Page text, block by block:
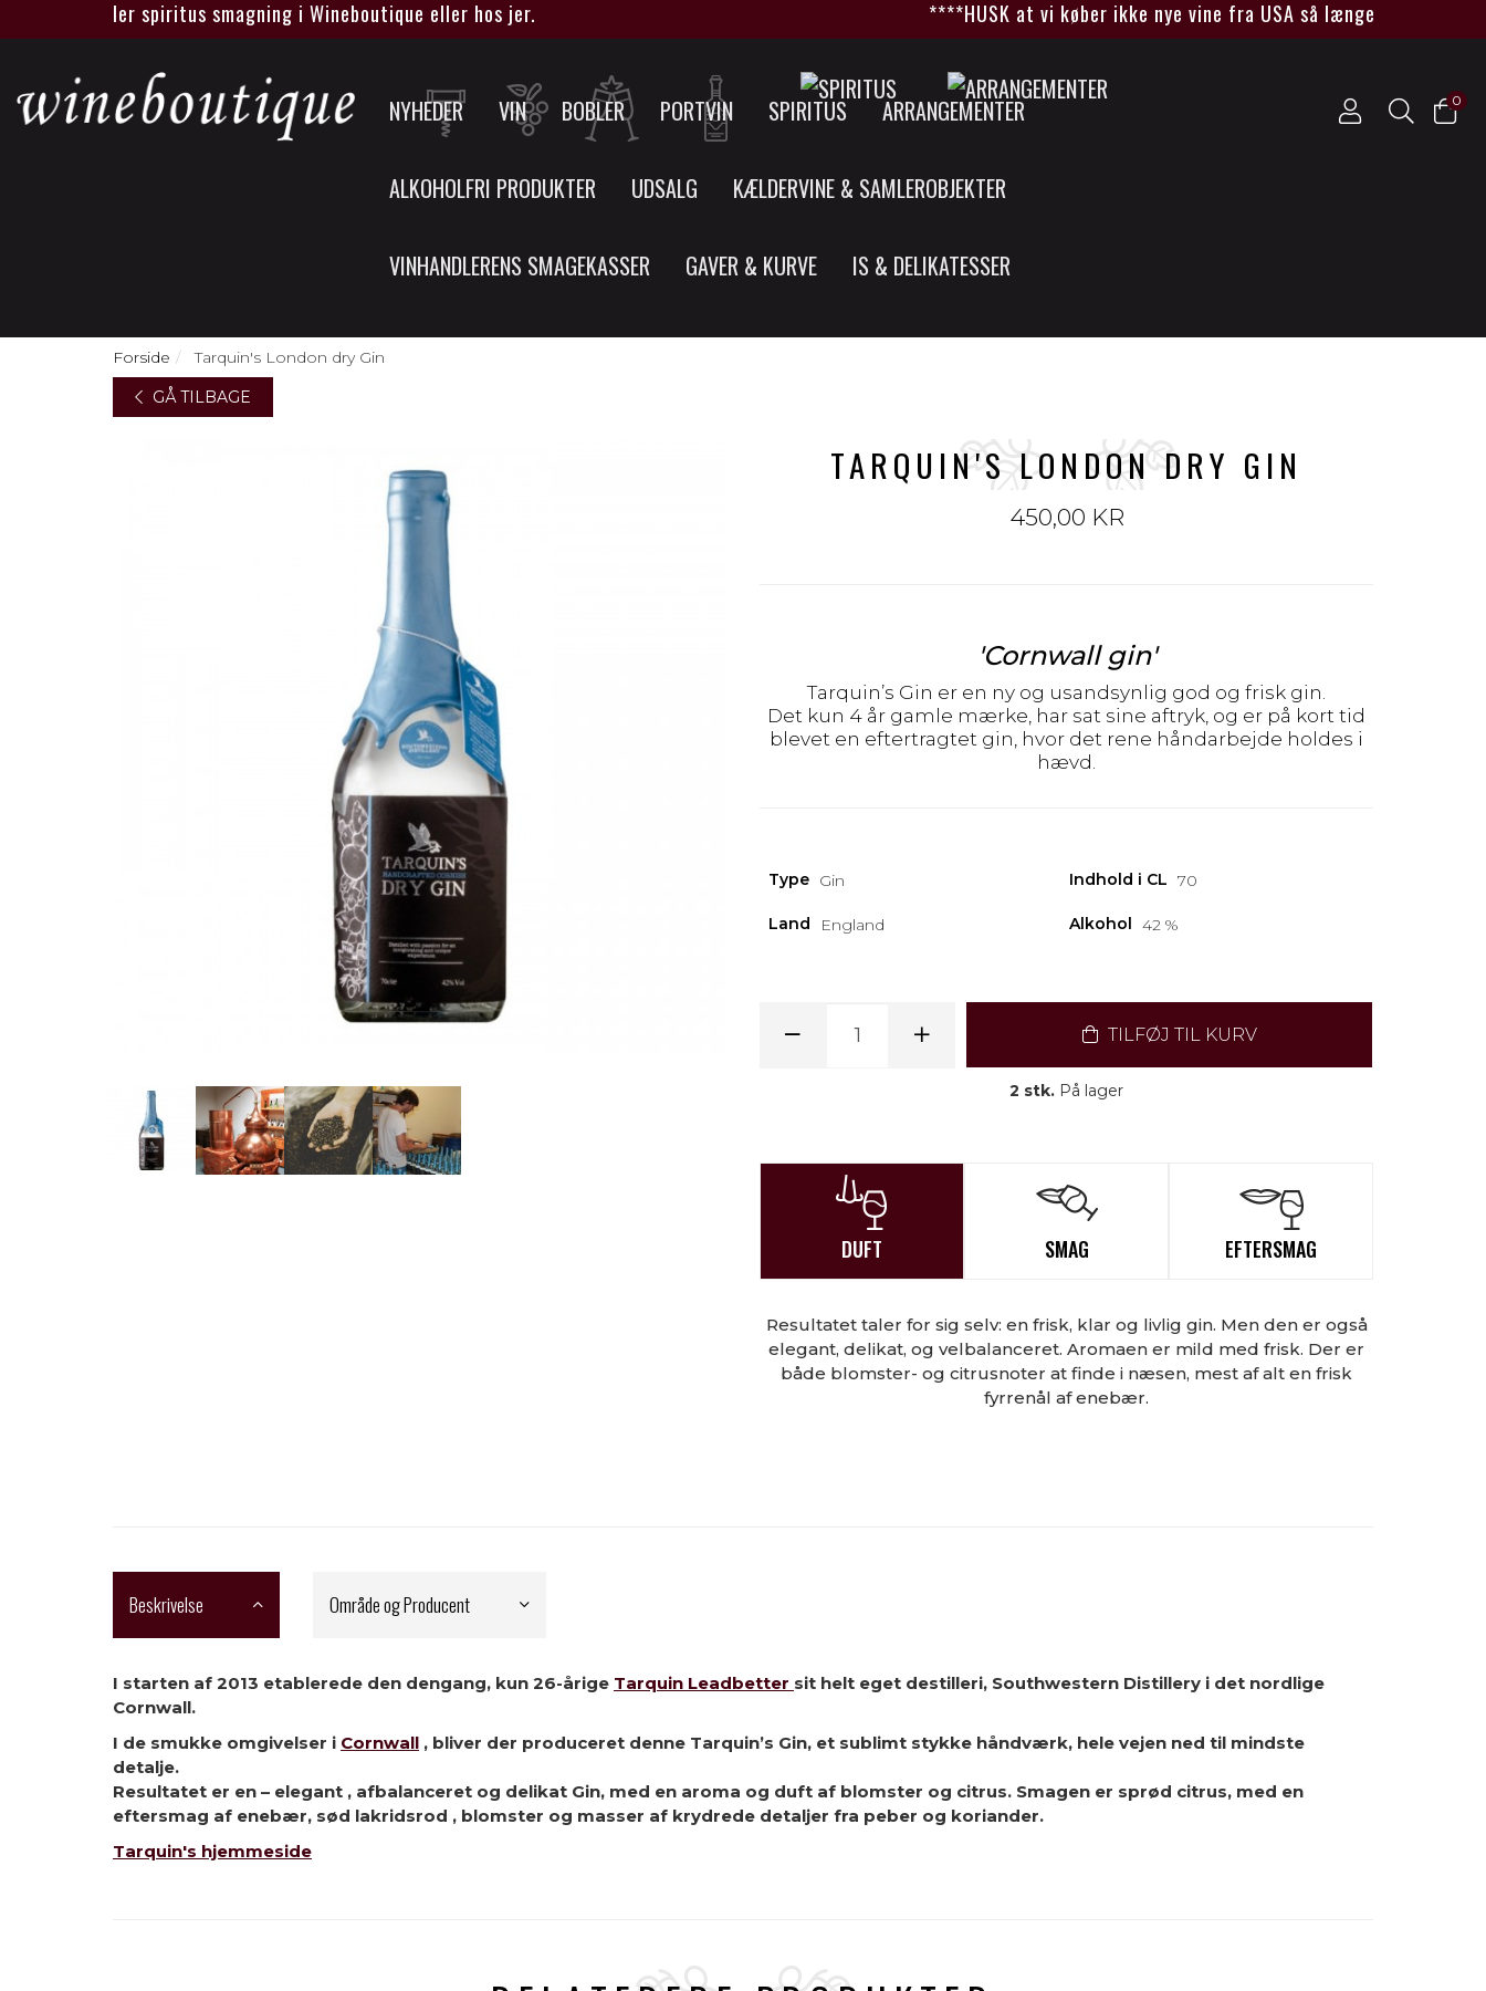
vin eller spiritus smagning i Wineboutique eller hos jer. ****HUSK at vi køber ikke nye vine fra USA så længe Trump sidder
NYHEDER VIN BOBLER PORTVIN SPIRITUS ARRANGEMENTER
ALKOHOLFRI PRODUKTER UDSALG KÆLDERVINE & SAMLEROBJEKTER
VINHANDLERENS SMAGEKASSER GAVER & KURVE IS & DELIKATESSER
0
Forside
Tarquin's London dry Gin
GÅ TILBAGE
TARQUIN'S LONDON DRY GIN
450,00 KR
'Cornwall gin'
Tarquin’s Gin er en ny og usandsynlig god og frisk gin.
Det kun 4 år gamle mærke, har sat sine aftryk, og er på kort tid
blevet en eftertragtet gin, hvor det rene håndarbejde holdes i
hævd.
Type Gin Indhold i CL 70
Land England Alkohol 42 %
TILFØJ TIL KURV
2 stk. På lager
DUFT SMAG EFTERSMAG
Resultatet taler for sig selv: en frisk, klar og livlig gin. Men den er også
elegant, delikat, og velbalanceret. Aromaen er mild med frisk. Der er
både blomster- og citrusnoter at finde i næsen, mest af alt en frisk
fyrrenål af enebær.
Beskrivelse Område og Producent
I starten af 2013 etablerede den dengang, kun 26-årige Tarquin Leadbetter sit helt eget destilleri, Southwestern Distillery i det nordlige
Cornwall.
I de smukke omgivelser i Cornwall , bliver der produceret denne Tarquin’s Gin, et sublimt stykke håndværk, hele vejen ned til mindste
detalje.
Resultatet er en – elegant , afbalanceret og delikat Gin, med en aroma og duft af blomster og citrus. Smagen er sprød citrus, med en
eftersmag af enebær, sød lakridsrod , blomster og masser af krydrede detaljer fra peber og koriander.
Tarquin's hjemmeside